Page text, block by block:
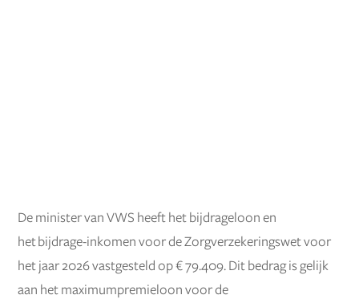
De minister van VWS heeft het bijdrageloon en
het bijdrage-inkomen voor de Zorgverzekeringswet voor
het jaar 2026 vastgesteld op € 79.409. Dit bedrag is gelijk
aan het maximumpremieloon voor de